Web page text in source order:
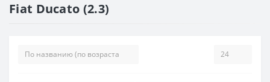
Fiat Ducato (2.3)